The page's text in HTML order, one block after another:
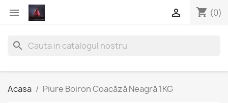
 shopping_cart (0)

search
Acasa Piure Boiron Coacăză Neagră 1KG